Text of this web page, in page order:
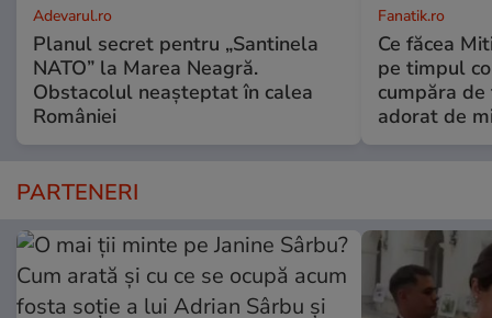
Adevarul.ro
Planul secret pentru „Santinela
NATO” la Marea Neagră.
Obstacolul neașteptat în calea
României
Fanatik.ro
Ce făcea
pe timpul
cumpăra
adorat de
PARTENERI